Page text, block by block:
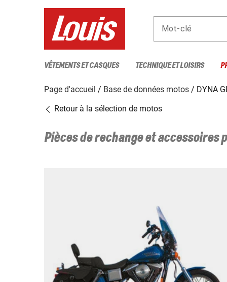
Mot-clé
VÊTEMENTS ET CASQUES TECHNIQUE ET LOISIRS
Page d'accueil Base de données motos
DYNA
Retour à la sélection de motos
Pièces de rechange et accessoires